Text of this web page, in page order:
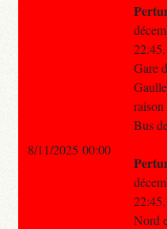
Gare
Bus
Nord
8/11/2025 00:00